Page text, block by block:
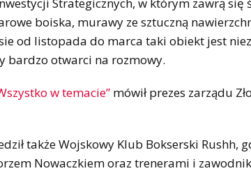
boiska, murawy ze sztuczną
od listopada do marca taki obiekt jest
bardzo otwarci na rozmowy.
w temacie” mówił prezes zarządu
także Wojskowy Klub Bokserski Rushh,
Nowaczkiem oraz trenerami i